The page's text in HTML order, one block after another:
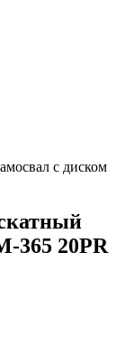
с диском
365 20PR